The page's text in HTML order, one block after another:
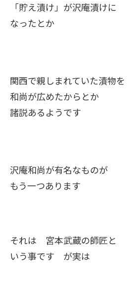
「貯え漬け」が沢庵漬けに
なったとか
関西で親しまれていた漬物を
和尚が広めたからとか
諸説あるようです
沢庵和尚が有名なものが
もう一つあります
それは 宮本武蔵の師匠と
いう事です が実は